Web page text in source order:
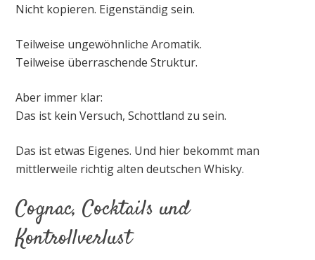
Nicht kopieren. Eigenständig sein.
Teilweise ungewöhnliche Aromatik.
Teilweise überraschende Struktur.
Aber immer klar:
Das ist kein Versuch, Schottland zu sein.
Das ist etwas Eigenes. Und hier bekommt man
mittlerweile richtig alten deutschen Whisky.
Cognac, Cocktails und
Kontrollverlust